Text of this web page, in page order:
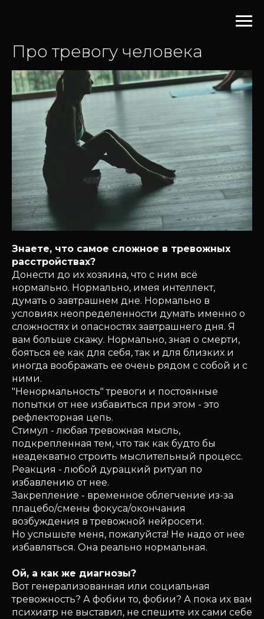
Про тревогу человека
Знаете, что самое сложное в тревожных
расстройствах?
Донести до их хозяина, что с ним всё
нормально. Нормально, имея интеллект,
думать о завтрашнем дне. Нормально в
условиях неопределенности думать именно о
сложностях и опасностях завтрашнего дня. Я
вам больше скажу. Нормально, зная о смерти,
бояться ее как для себя, так и для близких и
иногда воображать ее очень рядом с собой и с
ними.
"Ненормальность" тревоги и постоянные
попытки от нее избавиться при этом - это
рефлекторная цепь.
Стимул - любая тревожная мысль,
подкрепленная тем, что так как будто бы
неадекватно строить мыслительный процесс.
Реакция - любой дурацкий ритуал по
избавлению от нее.
Закрепление - временное облегчение из-за
плацебо/смены фокуса/окончания
возбуждения в тревожной нейросети.
Но услышьте меня, пожалуйста! Не надо от нее
избавляться. Она реально нормальная.
Ой, а как же диагнозы?
Вот генерализованная или социальная
тревожность? А фобии то, фобии? А пока их вам
психиатр не выставил, не спешите их сами себе